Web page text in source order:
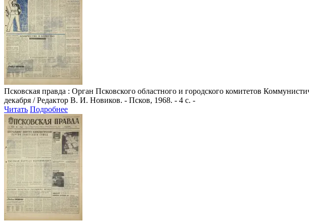
Псковская правда : Орган Псковского областного и городского комитетов
декабря / Редактор В. И. Новиков. - Псков, 1968. - 4 с. -
Читать Подробнее